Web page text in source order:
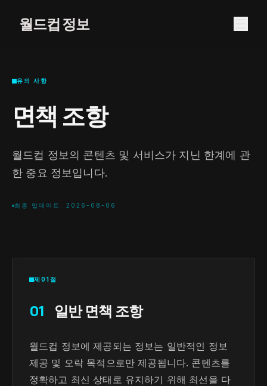
월드컵 정보
유의 사항
면책 조항
월드컵 정보의 콘텐츠 및 서비스가 지닌 한계에 관
한 중요 정보입니다.
최종 업데이트: 2026-08-06
제01절
01 일반 면책 조항
월드컵 정보에 제공되는 정보는 일반적인 정보
제공 및 오락 목적으로만 제공됩니다. 콘텐츠를
정확하고 최신 상태로 유지하기 위해 최선을 다